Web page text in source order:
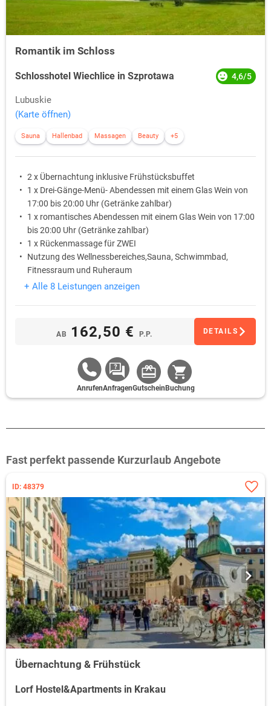
Romantik im Schloss
Schlosshotel Wiechlice in Szprotawa 4,6/5
Lubuskie
(Karte öffnen)
Sauna Hallenbad Massagen Beauty +5
2 x Übernachtung inklusive Frühstücksbuffet
1 x Drei-Gänge-Menü- Abendessen mit einem Glas Wein von
17:00 bis 20:00 Uhr (Getränke zahlbar)
1 x romantisches Abendessen mit einem Glas Wein von 17:00
bis 20:00 Uhr (Getränke zahlbar)
1 x Rückenmassage für ZWEI
Nutzung des Wellnessbereiches,Sauna, Schwimmbad,
Fitnessraum und Ruheraum
Kostenfreie Parkplätze
+ Alle 8 Leistungen anzeigen
AB 162,50 € P.P. DETAILS
AnrufenAnfragenGutschein Buchung
Fast perfekt passende Kurzurlaub Angebote
ID: 48379
Übernachtung & Frühstück
Lorf Hostel&Apartments in Krakau